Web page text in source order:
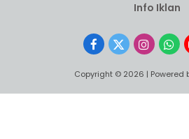
Info Iklan
Facebook
X
Copyright © 2026 | Powered